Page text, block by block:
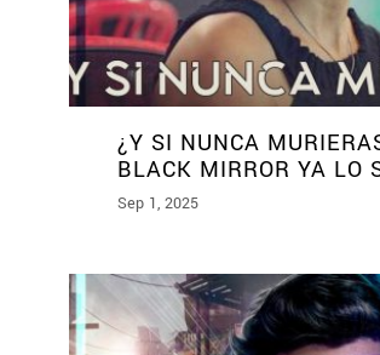
¿Y SI NUNCA
BLACK MIRROR YA LO
Sep 1, 2025